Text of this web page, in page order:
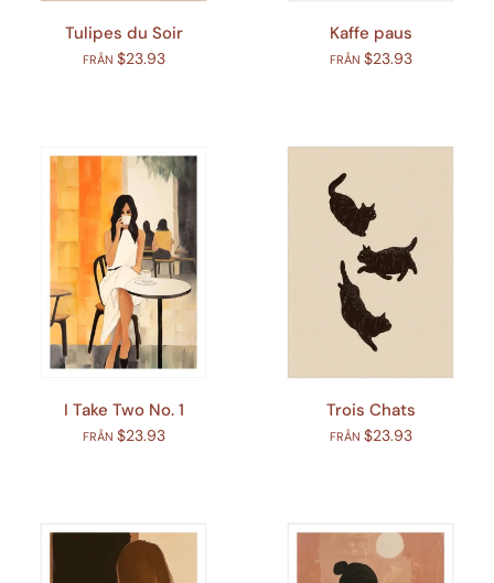
Tulipes du Soir
FRÅN $23.93
Kaffe paus
FRÅN $23.93
I Take Two No. 1
FRÅN $23.93
Trois Chats
FRÅN $23.93